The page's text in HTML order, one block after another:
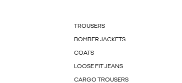
TROUSERS
BOMBER JACKETS
COATS
LOOSE FIT JEANS
CARGO TROUSERS